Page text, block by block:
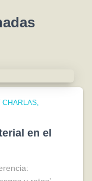
CHARLAS
en el